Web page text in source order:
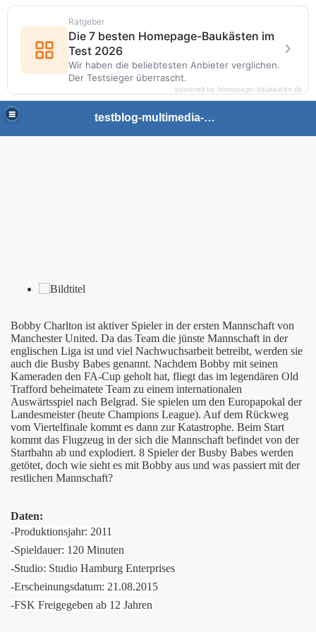
testblog-multimedia-gaming
Bobby Charlton ist aktiver Spieler in der ersten Mannschaft von
Manchester United. Da das Team die jünste Mannschaft in der
englischen Liga ist und viel Nachwuchsarbeit betreibt, werden sie
auch die Busby Babes genannt. Nachdem Bobby mit seinen
Kameraden den FA-Cup geholt hat, fliegt das im legendären Old
Trafford beheimatete Team zu einem internationalen
Auswärtsspiel nach Belgrad. Sie spielen um den Europapokal der
Landesmeister (heute Champions League). Auf dem Rückweg
vom Viertelfinale kommt es dann zur Katastrophe. Beim Start
kommt das Flugzeug in der sich die Mannschaft befindet von der
Startbahn ab und explodiert. 8 Spieler der Busby Babes werden
getötet, doch wie sieht es mit Bobby aus und was passiert mit der
restlichen Mannschaft?
Daten:
-Produktionsjahr: 2011
-Spieldauer: 120 Minuten
-Studio: Studio Hamburg Enterprises
-Erscheinungsdatum: 21.08.2015
-FSK Freigegeben ab 12 Jahren
Toten
über den Horizont
Ratgeber
Die 7 besten Homepage-Baukästen im
Test 2026
Wir haben die beliebtesten Anbieter verglichen.
Der Testsieger überrascht.
powered by homepage-baukasten.de